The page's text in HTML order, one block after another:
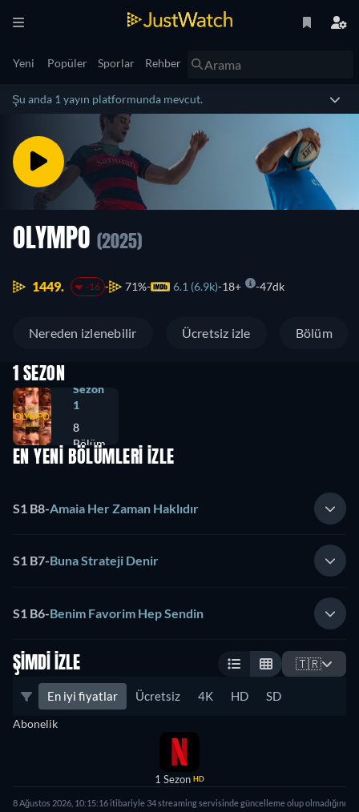
Yeni Popüler Sporlar Rehber
Şu anda 1 yayın platformunda mevcut.
OLYMPO (2025)
1449. -16 71% 6.1 (6.9k) 18+ 47dk
Nereden izlenebilir Ücretsiz izle Bölüm
1 SEZON
Sezon
1
8
Bölüm
EN YENİ BÖLÜMLERİ İZLE
S1 B8-Amaia Her Zaman Haklıdır
S1 B7-Buna Strateji Denir
S1 B6-Benim Favorim Hep Sendin
ŞIMDI İZLE 🇹🇷
En iyi fiyatlar Ücretsiz 4K HD SD
Abonelik
1 Sezon HD
8 Ağustos 2026, 10:15:16 itibariyle 34 streaming servisinde güncelleme olup olmadığını